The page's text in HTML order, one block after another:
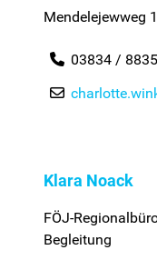
Mendelejewweg
03834 /
Klara Noack
FÖJ-
Begleitung